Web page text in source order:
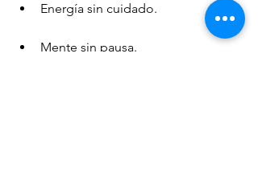
Energía sin cuidado.
Mente sin pausa.